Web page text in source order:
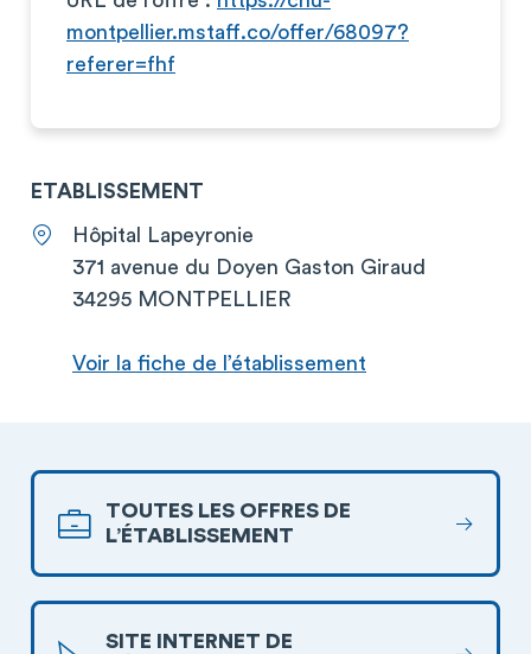
montpellier.mstaff.co/offer/68097?
referer=fhf
ETABLISSEMENT
Hôpital Lapeyronie
371 avenue du Doyen Gaston Giraud
34295 MONTPELLIER
Voir la fiche de l’établissement
TOUTES LES OFFRES DE
L’ÉTABLISSEMENT
SITE INTERNET DE